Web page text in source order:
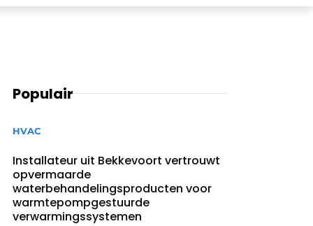
Populair
HVAC
Installateur uit Bekkevoort vertrouwt
opvermaarde
waterbehandelingsproducten voor
warmtepompgestuurde
verwarmingssystemen